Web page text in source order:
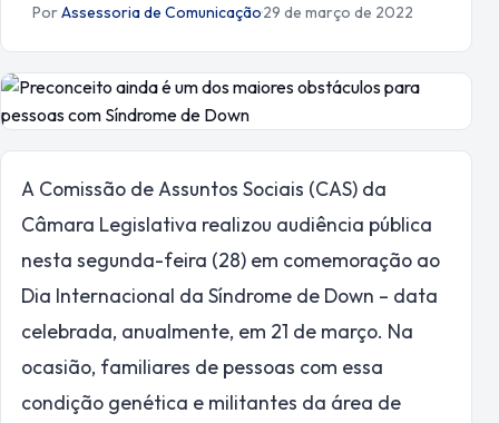
PorAssessoria de Comunicação·29 de março de 2022
A Comissão de Assuntos Sociais (CAS) da
Câmara Legislativa realizou audiência pública
nesta segunda-feira (28) em comemoração ao
Dia Internacional da Síndrome de Down – data
celebrada, anualmente, em 21 de março. Na
ocasião, familiares de pessoas com essa
condição genética e militantes da área de